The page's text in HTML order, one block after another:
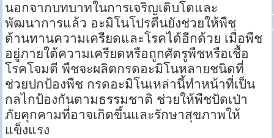
นอกจากบทบาทในการเจริญเติบโตและ
พัฒนาการแล้ว อะมิโนโปรตีนยังช่วยให้พืช
ต้านทานความเครียดและโรคได้อีกด้วย เมื่อพืช
อยู่ภายใต้ความเครียดหรือถูกศัตรูพืชหรือเชื้อ
โรคโจมตี พืชจะผลิตกรดอะมิโนหลายชนิดที่
ช่วยปกป้องพืช กรดอะมิโนเหล่านี้ทำหน้าที่เป็น
กลไกป้องกันตามธรรมชาติ ช่วยให้พืชปัดเป่า
ภัยคุกคามที่อาจเกิดขึ้นและรักษาสุขภาพให้
แข็งแรง